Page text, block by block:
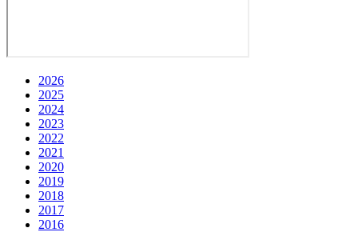
2026
2025
2024
2023
2022
2021
2020
2019
2018
2017
2016